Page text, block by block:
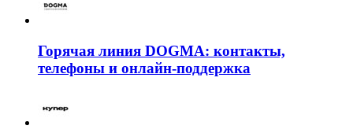
Горячая линия DOGMA: контакты,
телефоны и онлайн-поддержка